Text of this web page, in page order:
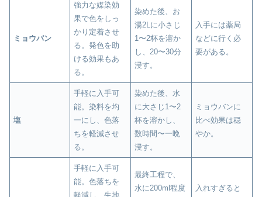
ミョウバン
強力な媒染効
果で色をしっ
かり定着させ
る。発色を助
ける効果もあ
る。
染めた後、お
湯2Lに小さじ
1〜2杯を溶か
し、20〜30分
浸す。
入手には薬局
などに行く必
要がある。
塩
手軽に入手可
能。染料を均
一にし、色落
ちを軽減させ
る。
染めた後、水
に大さじ1〜2
杯を溶かし、
数時間〜一晩
浸す。
ミョウバンに
比べ効果は穏
やか。
手軽に入手可
能。色落ちを
軽減し、生地
最終工程で、
水に200ml程度
入れすぎると